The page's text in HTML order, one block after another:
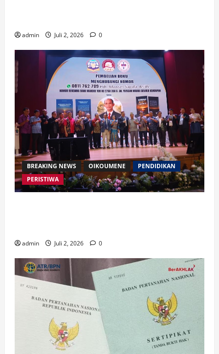
admin Juli 2, 2026 0
BREAKING NEWS OIKOUMENE
PENDIDIKAN
PERISTIWA
admin Juli 2, 2026 0